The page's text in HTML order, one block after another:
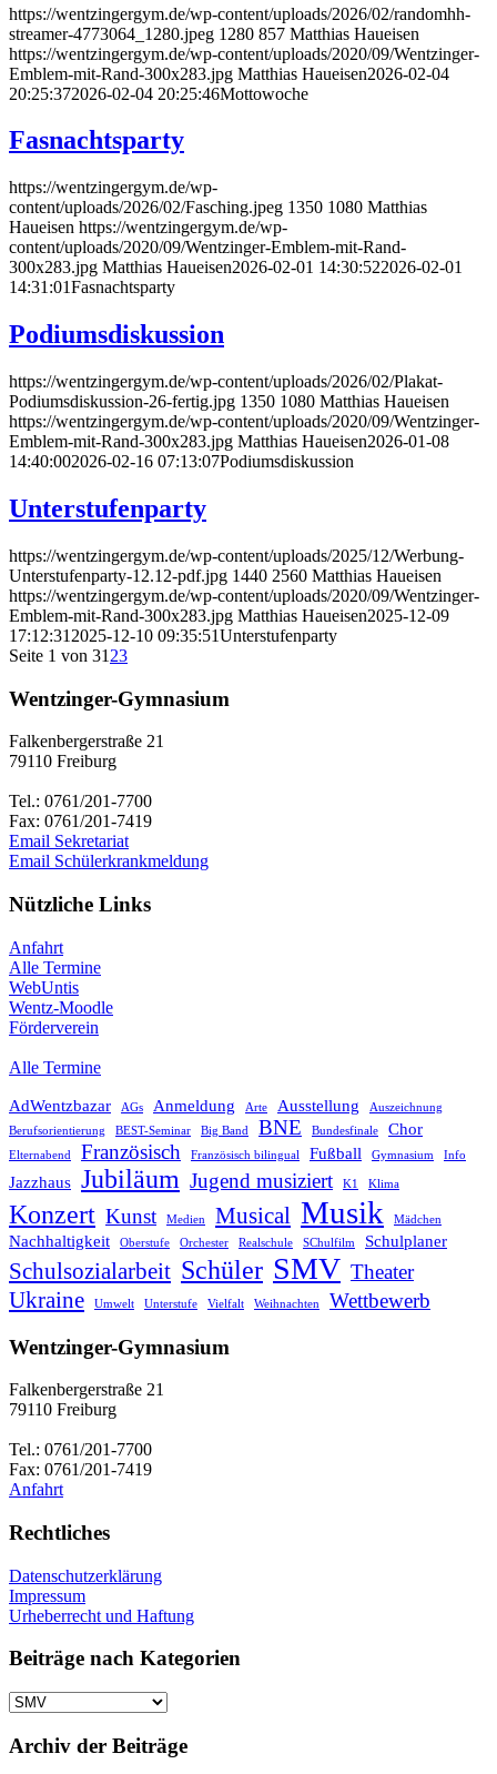
https://wentzingergym.de/wp-content/uploads/2026/02/randomhh-
streamer-4773064_1280.jpeg 1280 857 Matthias Haueisen
https://wentzingergym.de/wp-content/uploads/2020/09/Wentzinger-
Emblem-mit-Rand-300x283.jpg Matthias Haueisen2026-02-04
20:25:372026-02-04 20:25:46Mottowoche
Fasnachtsparty
https://wentzingergym.de/wp-
content/uploads/2026/02/Fasching.jpeg 1350 1080 Matthias
Haueisen https://wentzingergym.de/wp-
content/uploads/2020/09/Wentzinger-Emblem-mit-Rand-
300x283.jpg Matthias Haueisen2026-02-01 14:30:522026-02-01
14:31:01Fasnachtsparty
Podiumsdiskussion
https://wentzingergym.de/wp-content/uploads/2026/02/Plakat-
Podiumsdiskussion-26-fertig.jpg 1350 1080 Matthias Haueisen
https://wentzingergym.de/wp-content/uploads/2020/09/Wentzinger-
Emblem-mit-Rand-300x283.jpg Matthias Haueisen2026-01-08
14:40:002026-02-16 07:13:07Podiumsdiskussion
Unterstufenparty
https://wentzingergym.de/wp-content/uploads/2025/12/Werbung-
Unterstufenparty-12.12-pdf.jpg 1440 2560 Matthias Haueisen
https://wentzingergym.de/wp-content/uploads/2020/09/Wentzinger-
Emblem-mit-Rand-300x283.jpg Matthias Haueisen2025-12-09
17:12:31 2025-12-10 09:35:51Unterstufenparty
Seite 1 von 31 23
Wentzinger-Gymnasium
Falkenbergerstraße 21
79110 Freiburg
Tel.: 0761/201-7700
Fax: 0761/201-7419
Email Sekretariat
Email Schülerkrankmeldung
Nützliche Links
Anfahrt
Alle Termine
WebUntis
Wentz-Moodle
Förderverein
Alle Termine
AdWentzbazar AGs Anmeldung Arte Ausstellung
Auszeichnung
Berufsorientierung
BEST-Seminar Big Band BNE Bundesfinale Chor
Elternabend Französisch Französisch bilingual Fußball Gymnasium Info
Jazzhaus Jubiläum Jugend musiziert K1 Klima
Konzert Kunst Medien Musical Musik Mädchen
Nachhaltigkeit Oberstufe Orchester Realschule SChulfilm Schulplaner
Schulsozialarbeit Schüler SMV Theater
Ukraine Umwelt Unterstufe Vielfalt Weihnachten
Wettbewerb
Wentzinger-Gymnasium
Falkenbergerstraße 21
79110 Freiburg
Tel.: 0761/201-7700
Fax: 0761/201-7419
Anfahrt
Rechtliches
Datenschutzerklärung
Impressum
Urheberrecht und Haftung
Beiträge nach Kategorien
Beiträge
Kategorien
Archiv der Beiträge